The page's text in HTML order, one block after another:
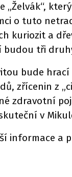
„Želvák“,
o tuto
kuriozit a
tři
bude hrací
zřícenin z
zdravotní
v
informace a